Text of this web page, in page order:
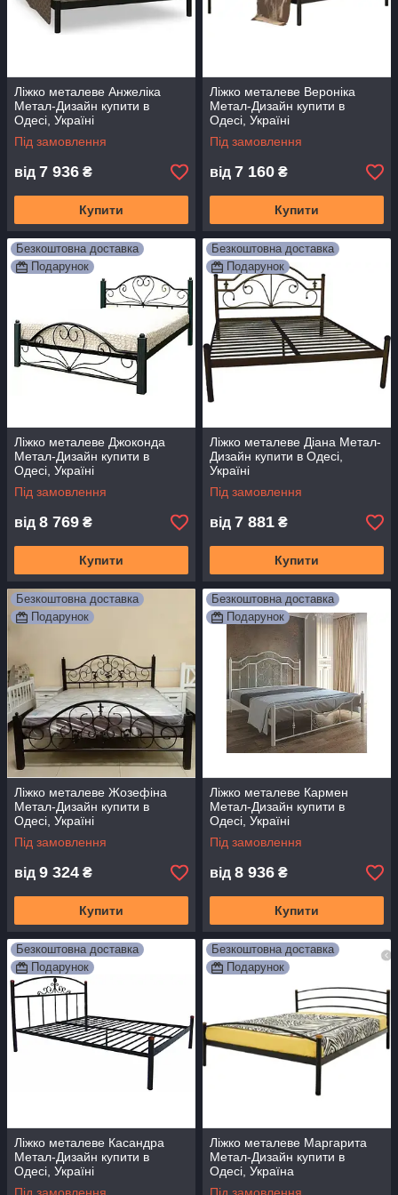
можна зовсім недорого.
Ми пропонуємо ліжка різних розмірів від провідних
всі питання. Сучасне обслуговування стає додатковою
перевагою до якісної сертифікованої продукції. Вартість при
цьому буде завжди максимально демократичною, що радує
Ліжко металеве Анжеліка
Метал-Дизайн купити в
Одесі, Україні
Під замовлення
від 7 936 ₴
Купити
Ліжко металеве Вероніка
Метал-Дизайн купити в
Одесі, Україні
Під замовлення
від 7 160 ₴
Купити
Безкоштовна доставка
Подарунок
Ліжко металеве Джоконда
Метал-Дизайн купити в
Одесі, Україні
Під замовлення
від 8 769 ₴
Купити
Безкоштовна доставка
Подарунок
Ліжко металеве Діана Метал-
Дизайн купити в Одесі,
Україні
Під замовлення
від 7 881 ₴
Купити
Безкоштовна доставка
Подарунок
Ліжко металеве Жозефіна
Метал-Дизайн купити в
Одесі, Україні
Під замовлення
від 9 324 ₴
Купити
Безкоштовна доставка
Подарунок
Ліжко металеве Кармен
Метал-Дизайн купити в
Одесі, Україні
Під замовлення
від 8 936 ₴
Купити
Безкоштовна доставка
Подарунок
Ліжко металеве Касандра
Метал-Дизайн купити в
Одесі, Україні
Безкоштовна доставка
Подарунок
Ліжко металеве Маргарита
Метал-Дизайн купити в
Одесі, Україна